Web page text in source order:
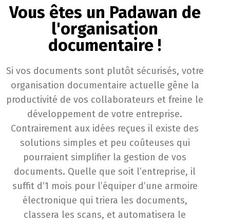
Vous êtes un Padawan de
l'organisation
documentaire !
Si vos documents sont plutôt sécurisés, votre
organisation documentaire actuelle gêne la
productivité de vos collaborateurs et freine le
développement de votre entreprise.
Contrairement aux idées reçues il existe des
solutions simples et peu coûteuses qui
pourraient simplifier la gestion de vos
documents. Quelle que soit l’entreprise, il
suffit d’1 mois pour l’équiper d’une armoire
électronique qui triera les documents,
classera les scans, et automatisera le